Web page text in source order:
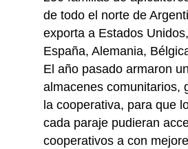
de todo el norte de
exporta a Estados
España, Alemania,
El año pasado armaron
almacenes comunitarios,
la cooperativa, para que
cada paraje pudieran
cooperativos a con